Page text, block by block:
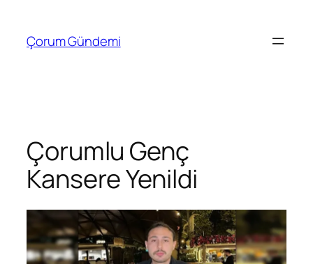
Çorum Gündemi
Çorumlu Genç
Kansere Yenildi